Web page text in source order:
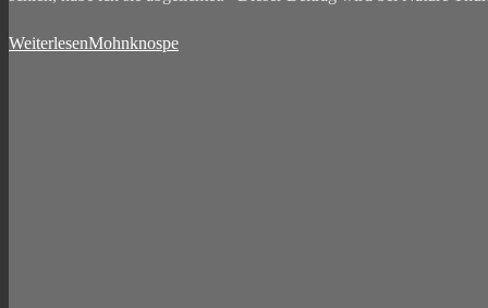
WeiterlesenMohnknospe